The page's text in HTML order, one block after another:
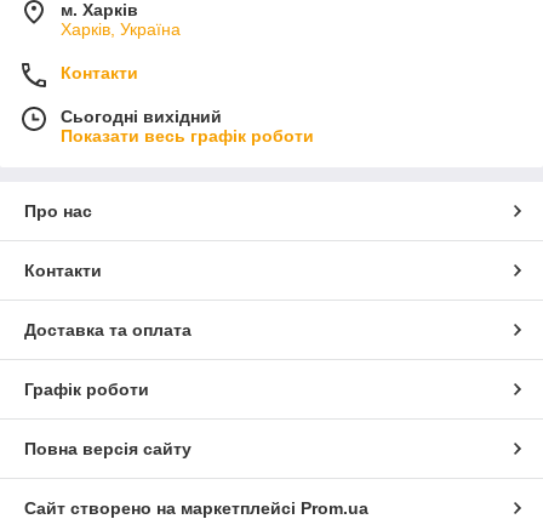
м. Харків
Харків, Україна
Контакти
Сьогодні вихідний
Показати весь графік роботи
Про нас
Контакти
Доставка та оплата
Графік роботи
Повна версія сайту
Сайт створено на маркетплейсі Prom.ua